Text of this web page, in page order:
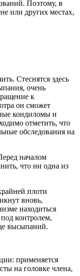
Поэтому, в
или других местах,
Стеснятся здесь
очень
к
он сможет
кондиломы и
отметить, что
обследования на
началом
что ни одна из
плоти
вновь,
находиться
контролем,
высыпаний.
применяется
на головке члена,